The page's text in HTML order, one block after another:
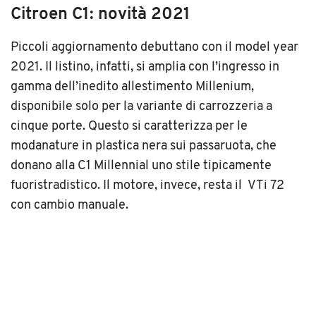
Citroen C1: novità 2021
Piccoli aggiornamento debuttano con il model year
2021. Il listino, infatti, si amplia con l’ingresso in
gamma dell’inedito allestimento Millenium,
disponibile solo per la variante di carrozzeria a
cinque porte. Questo si caratterizza per le
modanature in plastica nera sui passaruota, che
donano alla C1 Millennial uno stile tipicamente
fuoristradistico. Il motore, invece, resta il VTi 72
con cambio manuale.